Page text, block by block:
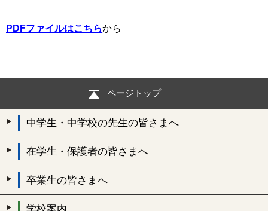
PDFファイルはこちらから
ページトップ
中学生・中学校の先生の皆さまへ
在学生・保護者の皆さまへ
卒業生の皆さまへ